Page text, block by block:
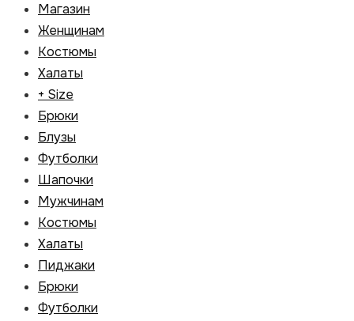
Магазин
Женщинам
Костюмы
Халаты
+ Size
Брюки
Блузы
Футболки
Шапочки
Мужчинам
Костюмы
Халаты
Пиджаки
Брюки
Футболки